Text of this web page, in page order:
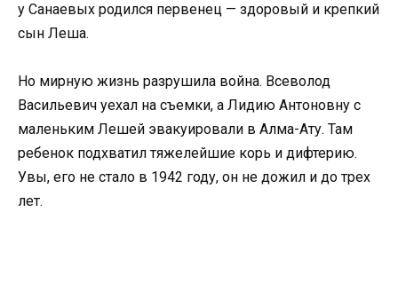
у Санаевых родился первенец — здоровый и крепкий
сын Леша.
Но мирную жизнь разрушила война. Всеволод
Васильевич уехал на съемки, а Лидию Антоновну с
маленьким Лешей эвакуировали в Алма-Ату. Там
ребенок подхватил тяжелейшие корь и дифтерию.
Увы, его не стало в 1942 году, он не дожил и до трех
лет.